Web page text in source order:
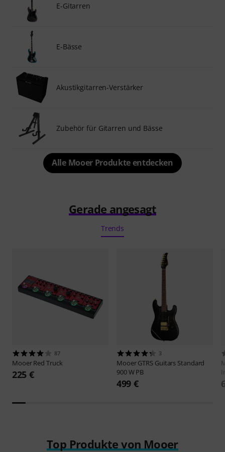
E-Gitarren
E-Bässe
Akustikgitarren-Verstärker
Zubehör für Gitarren und Bässe
Alle Mooer Produkte entdecken
Gerade angesagt
Trends
87
MooerRed Truck
225 €
3
MooerGTRS Guitars Standard
900 W PB
499 €
Top Produkte von Mooer